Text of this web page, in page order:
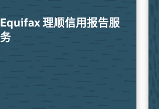
Equifax 理顺信用报告服
务